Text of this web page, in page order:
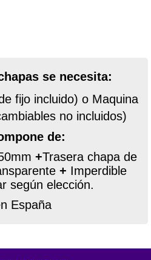
se necesita:
fijo incluido) o Maquina
no incluidos)
de:
+Trasera chapa de
+ Imperdible
según elección.
España